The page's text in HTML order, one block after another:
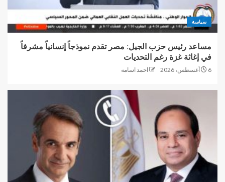
سياسة
مساعد رئيس حزب الجيل: مصر تقدم نموذجاً إنسانياً مشرفاً
في إغاثة غزة رغم التحديات
6 أغسطس، 2026 احمد اسامه